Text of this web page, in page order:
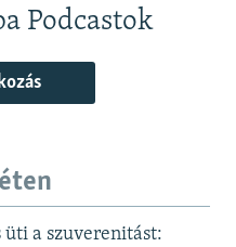
Podcastok
üti a szuverenitást: